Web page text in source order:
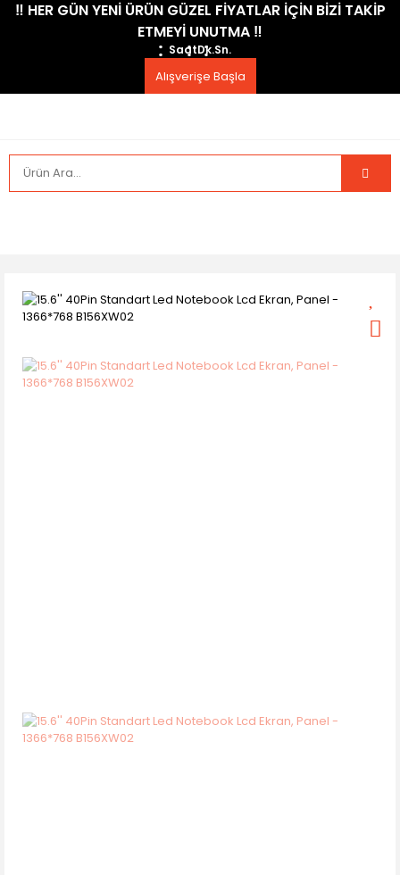
​‼️​ HER GÜN YENİ ÜRÜN GÜZEL FİYATLAR İÇİN BİZİ TAKİP
ETMEYİ UNUTMA ​‼️​
SaatDk.Sn.
Alışverişe Başla